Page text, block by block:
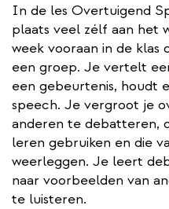
In de les Overtuigend
plaats veel zélf aan het
week vooraan in de
een groep. Je vertelt
een gebeurtenis, houdt
speech. Je vergroot je
anderen te debatteren,
leren gebruiken en die
weerleggen. Je leert
naar voorbeelden van
te luisteren.